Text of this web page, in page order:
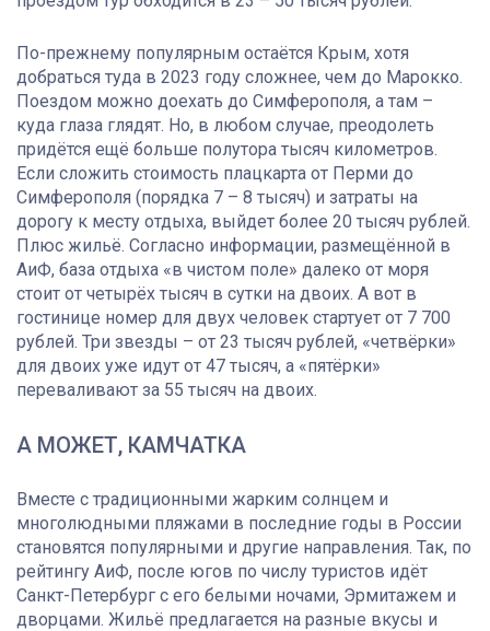
По-прежнему популярным остаётся Крым, хотя
добраться туда в 2023 году сложнее, чем до Марокко.
Поездом можно доехать до Симферополя, а там –
куда глаза глядят. Но, в любом случае, преодолеть
придётся ещё больше полутора тысяч километров.
Если сложить стоимость плацкарта от Перми до
Симферополя (порядка 7 – 8 тысяч) и затраты на
дорогу к месту отдыха, выйдет более 20 тысяч рублей.
Плюс жильё. Согласно информации, размещённой в
АиФ, база отдыха «в чистом поле» далеко от моря
стоит от четырёх тысяч в сутки на двоих. А вот в
гостинице номер для двух человек стартует от 7 700
рублей. Три звезды – от 23 тысяч рублей, «четвёрки»
для двоих уже идут от 47 тысяч, а «пятёрки»
переваливают за 55 тысяч на двоих.
А МОЖЕТ, КАМЧАТКА
Вместе с традиционными жарким солнцем и
многолюдными пляжами в последние годы в России
становятся популярными и другие направления. Так, по
рейтингу АиФ, после югов по числу туристов идёт
Санкт-Петербург с его белыми ночами, Эрмитажем и
дворцами. Жильё предлагается на разные вкусы и